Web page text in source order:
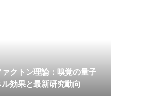
ァクトン理論：嗅覚の量子
ル効果と最新研究動向